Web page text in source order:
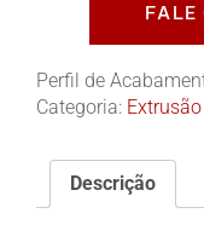
FALE
Perfil de
Categoria: Extrusão
Descrição